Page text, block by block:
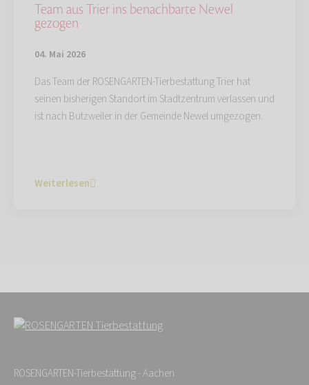
Team aus Trier ins benachbarte Newel
gezogen
04. Mai 2026
Das Team der ROSENGARTEN-Tierbestattung Trier hat
seinen bisherigen Standort im Stadtzentrum verlassen und
ist nach Butzweiler in der Gemeinde Newel umgezogen.
Weiterlesen
ROSENGARTEN-Tierbestattung - Aachen